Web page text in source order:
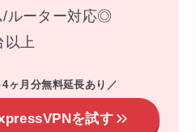
/ルーター対応◎
以上
ヶ月分無料延長あり ／
を試す